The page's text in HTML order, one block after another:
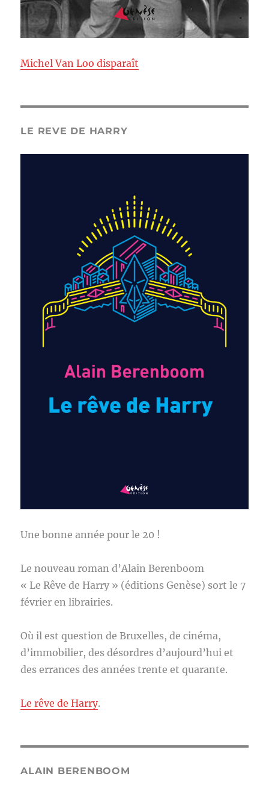
Michel Van Loo disparaît
LE REVE DE HARRY
Une bonne année pour le 20 !
Le nouveau roman d’Alain Berenboom
« Le Rêve de Harry » (éditions Genèse) sort le 7
février en librairies.
Où il est question de Bruxelles, de cinéma,
d’immobilier, des désordres d’aujourd’hui et
des errances des années trente et quarante.
Le rêve de Harry.
ALAIN BERENBOOM